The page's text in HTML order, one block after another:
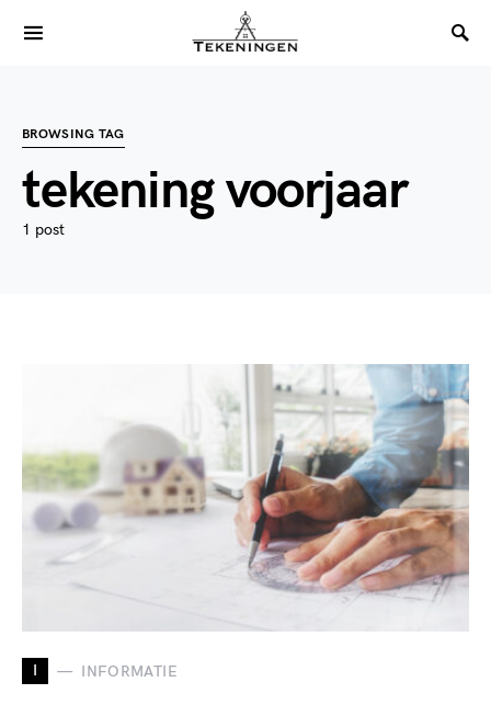
BROWSING TAG
tekening voorjaar
1 post
I INFORMATIE